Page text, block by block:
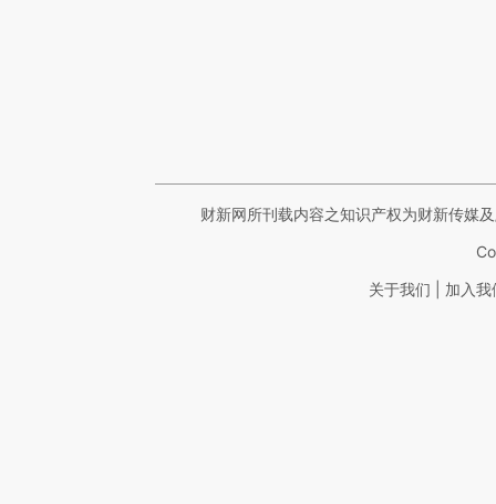
财新网所刊载内容之知识产权为财新传媒
关于我们 加入我